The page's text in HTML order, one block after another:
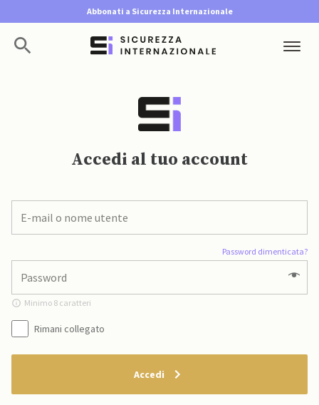
Abbonati a Sicurezza Internazionale
Accedi al tuo account
Password dimenticata?
Minimo 8 caratteri
Rimani collegato
Accedi